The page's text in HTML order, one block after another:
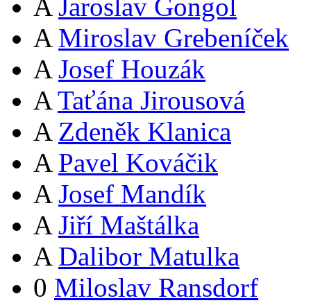
A Jaroslav Gongol
A Miroslav Grebeníček
A Josef Houzák
A Taťána Jirousová
A Zdeněk Klanica
A Pavel Kováčik
A Josef Mandík
A Jiří Maštálka
A Dalibor Matulka
0 Miloslav Ransdorf